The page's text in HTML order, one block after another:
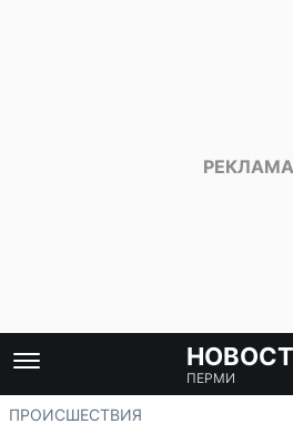
ПЕРМИ
ПРОИСШЕСТВИЯ